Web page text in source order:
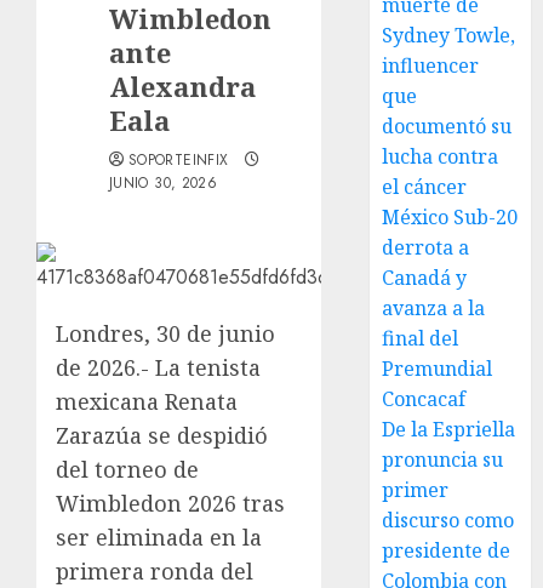
Wimbledon
ante
Alexandra
Eala
SOPORTEINFIX
JUNIO 30, 2026
Londres, 30 de junio
de 2026.- La tenista
mexicana Renata
Zarazúa se despidió
del torneo de
Wimbledon 2026 tras
ser eliminada en la
primera ronda del
Sydney Towle,
influencer
que
documentó su
lucha contra
el cáncer
México Sub-20
derrota a
Canadá y
avanza a la
final del
Premundial
Concacaf
De la Espriella
pronuncia su
primer
discurso como
presidente de
Colombia con